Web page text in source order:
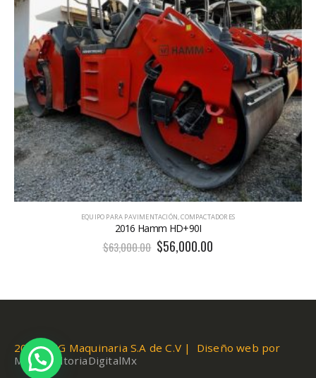
EQUIPO PARA PAVIMENTACIÓN,COMPACTADORES
2016 Hamm HD+90I
$63,000.00 $56,000.00
2019 AUG Maquinaria S.A de C.V | Diseño web por
MiConsultoriaDigitalMx